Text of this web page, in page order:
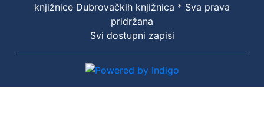
knjižnice Dubrovačkih knjižnica * Sva prava
pridržana
Svi dostupni zapisi